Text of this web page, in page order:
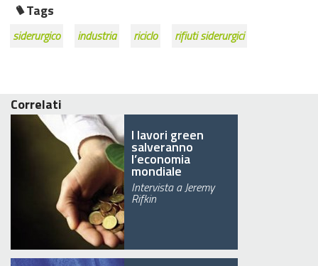
Tags
siderurgico industria riciclo rifiuti siderurgici
Correlati
I lavori green
salveranno
l’economia
mondiale
Intervista a Jeremy
Rifkin